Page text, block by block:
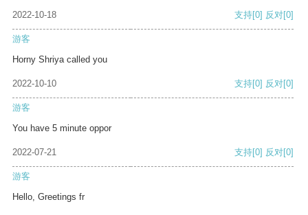
2022-10-18 支持[0] 反对[0]
游客
Horny Shriya called you
2022-10-10 支持[0] 反对[0]
游客
You have 5 minute oppor
2022-07-21 支持[0] 反对[0]
游客
Hello, Greetings fr